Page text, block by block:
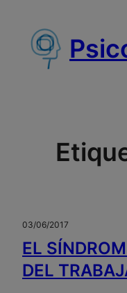
contenido
03/06/2017
EL
DEL